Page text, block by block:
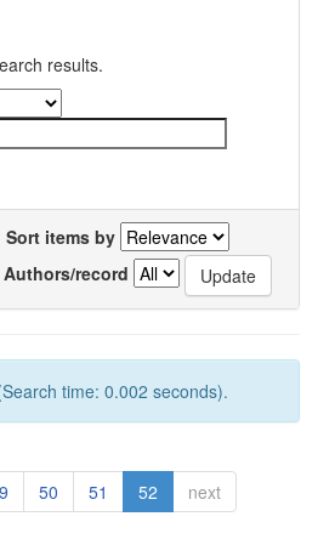
results.
Sort items by
Authors/record
time: 0.002 seconds).
50 51 52 next